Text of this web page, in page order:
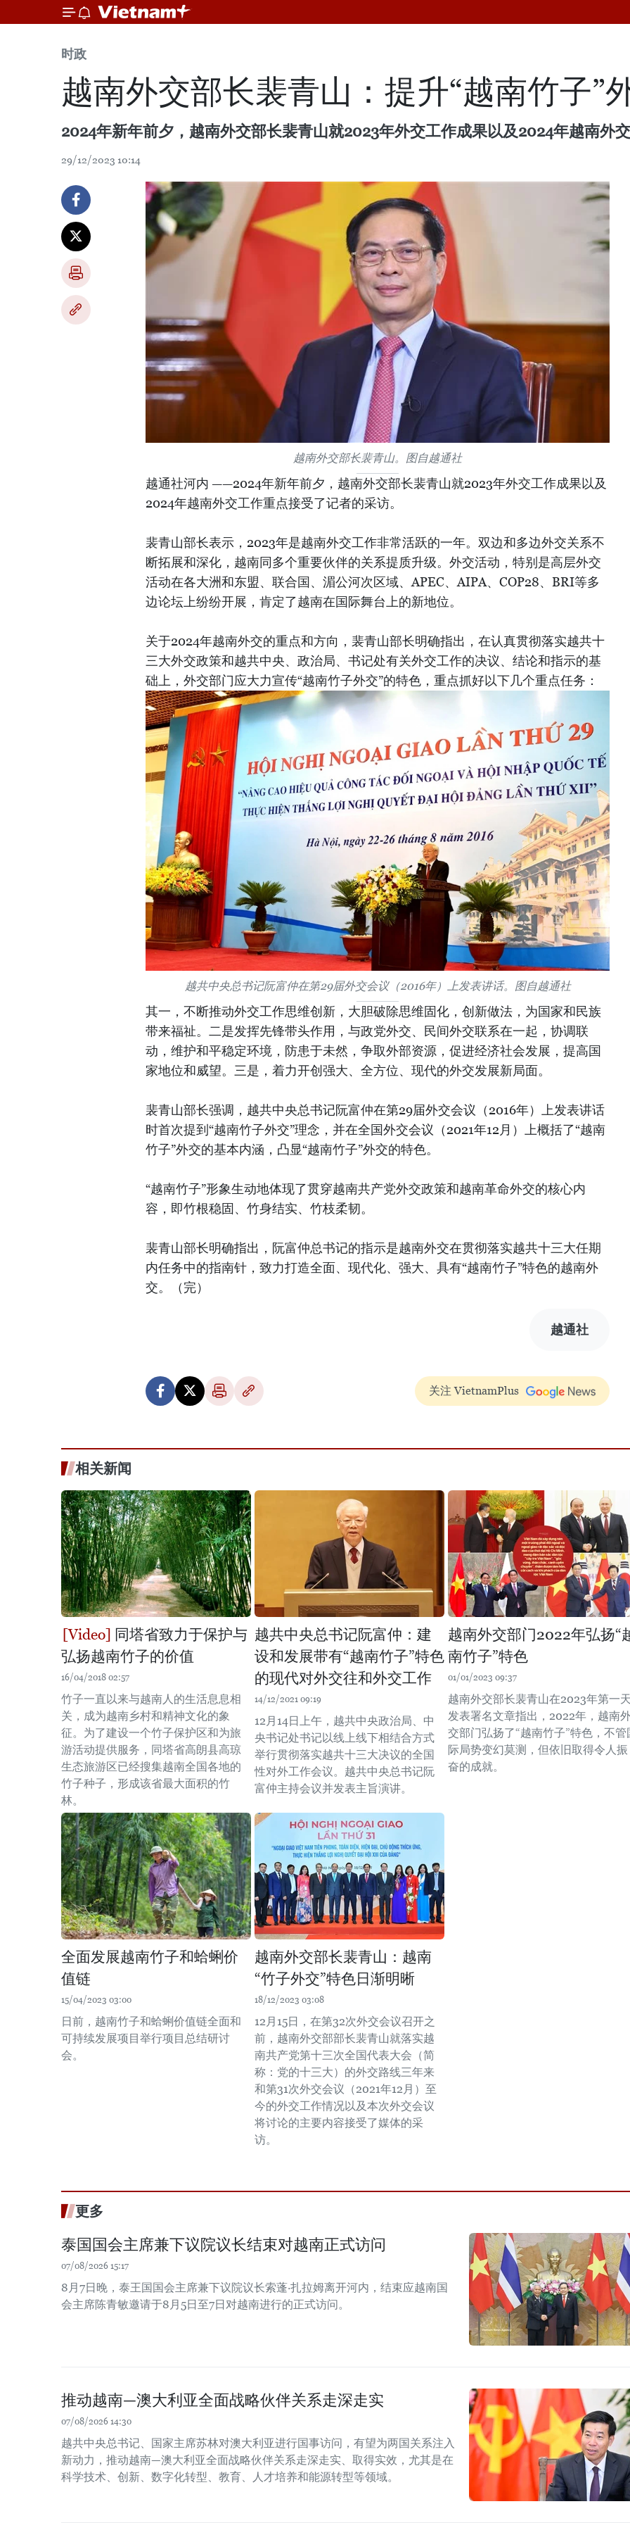
时政
越南外交部长裴青山：提升“越南竹子”
2024年新年前夕，越南外交部长裴青山就2023年外交工作成果以及2024年越南外
29/12/2023 10:14
越南外交部长裴青山。图自越通社
越通社河内 ——2024年新年前夕，越南外交部长裴青山就2023年外交工作成果以及
2024年越南外交工作重点接受了记者的采访。
裴青山部长表示，2023年是越南外交工作非常活跃的一年。双边和多边外交关系不
断拓展和深化，越南同多个重要伙伴的关系提质升级。外交活动，特别是高层外交
活动在各大洲和东盟、联合国、湄公河次区域、APEC、AIPA、COP28、BRI等多
边论坛上纷纷开展，肯定了越南在国际舞台上的新地位。
关于2024年越南外交的重点和方向，裴青山部长明确指出，在认真贯彻落实越共十
三大外交政策和越共中央、政治局、书记处有关外交工作的决议、结论和指示的基
础上，外交部门应大力宣传“越南竹子外交”的特色，重点抓好以下几个重点任务：
越共中央总书记阮富仲在第29届外交会议（2016年）上发表讲话。图自越通社
其一，不断推动外交工作思维创新，大胆破除思维固化，创新做法，为国家和民族
带来福祉。二是发挥先锋带头作用，与政党外交、民间外交联系在一起，协调联
动，维护和平稳定环境，防患于未然，争取外部资源，促进经济社会发展，提高国
家地位和威望。三是，着力开创强大、全方位、现代的外交发展新局面。
裴青山部长强调，越共中央总书记阮富仲在第29届外交会议（2016年）上发表讲话
时首次提到“越南竹子外交”理念，并在全国外交会议（2021年12月）上概括了“越南
竹子”外交的基本内涵，凸显“越南竹子”外交的特色。
“越南竹子”形象生动地体现了贯穿越南共产党外交政策和越南革命外交的核心内
容，即竹根稳固、竹身结实、竹枝柔韧。
裴青山部长明确指出，阮富仲总书记的指示是越南外交在贯彻落实越共十三大任期
内任务中的指南针，致力打造全面、现代化、强大、具有“越南竹子”特色的越南外
交。（完）
越通社
关注 VietnamPlus
相关新闻
同塔省致力于保护与
弘扬越南竹子的价值
16/04/2018 02:57
竹子一直以来与越南人的生活息息相
关，成为越南乡村和精神文化的象
征。为了建设一个竹子保护区和为旅
游活动提供服务，同塔省高朗县高琼
生态旅游区已经搜集越南全国各地的
竹子种子，形成该省最大面积的竹
林。
越共中央总书记阮富仲：建
设和发展带有“越南竹子”特色
的现代对外交往和外交工作
14/12/2021 09:19
12月14日上午，越共中央政治局、中
央书记处书记以线上线下相结合方式
举行贯彻落实越共十三大决议的全国
性对外工作会议。越共中央总书记阮
富仲主持会议并发表主旨演讲。
越南外交部门2022年弘扬“
南竹子”特色
01/01/2023 09:37
越南外交部长裴青山在2023年第一天
发表署名文章指出，2022年，越南
交部门弘扬了“越南竹子”特色，不管
际局势变幻莫测，但依旧取得令人振
奋的成就。
全面发展越南竹子和蛤蜊价
值链
15/04/2023 03:00
日前，越南竹子和蛤蜊价值链全面和
可持续发展项目举行项目总结研讨
会。
越南外交部长裴青山：越南
“竹子外交”特色日渐明晰
18/12/2023 03:08
12月15日，在第32次外交会议召开之
前，越南外交部部长裴青山就落实越
南共产党第十三次全国代表大会（简
称：党的十三大）的外交路线三年来
和第31次外交会议（2021年12月）至
今的外交工作情况以及本次外交会议
将讨论的主要内容接受了媒体的采
访。
更多
泰国国会主席兼下议院议长结束对越南正式访问
07/08/2026 15:17
8月7日晚，泰王国国会主席兼下议院议长索蓬·扎拉姆离开河内，结束应越南国
会主席陈青敏邀请于8月5日至7日对越南进行的正式访问。
推动越南—澳大利亚全面战略伙伴关系走深走实
07/08/2026 14:30
越共中央总书记、国家主席苏林对澳大利亚进行国事访问，有望为两国关系注入
新动力，推动越南—澳大利亚全面战略伙伴关系走深走实、取得实效，尤其是在
科学技术、创新、数字化转型、教育、人才培养和能源转型等领域。